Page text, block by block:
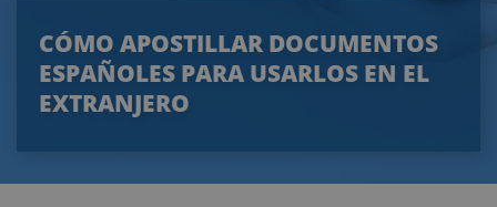
CÓMO APOSTILLAR DOCUMENTOS
ESPAÑOLES PARA USARLOS EN EL
EXTRANJERO